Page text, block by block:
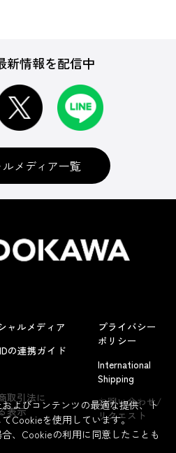
よくあるお問い合わせ
新情報を配信中
ルメディア一覧
ャルメディア
の連携ガイド
取引法に
表示
プライバシー
ポリシー
International
Shipping
お問い合わせ/
リクエスト
よびコンテンツの最適な提供、ト
Cookieを使用しています。
、Cookieの利用に同意したことも